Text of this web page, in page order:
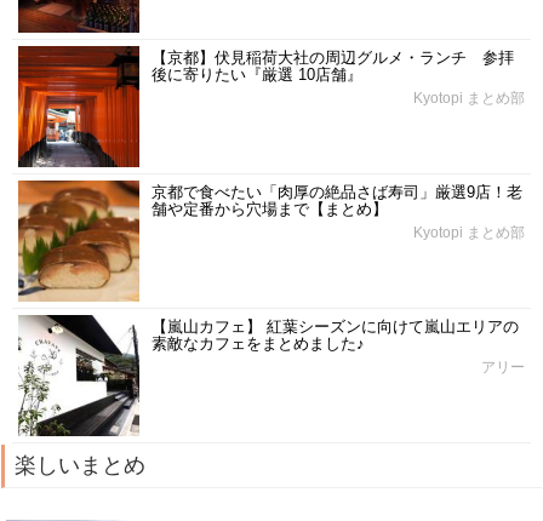
【京都】伏見稲荷大社の周辺グルメ・ランチ 参拝
後に寄りたい『厳選 10店舗』
Kyotopi まとめ部
京都で食べたい「肉厚の絶品さば寿司」厳選9店！老
舗や定番から穴場まで【まとめ】
Kyotopi まとめ部
【嵐山カフェ】 紅葉シーズンに向けて嵐山エリアの
素敵なカフェをまとめました♪
アリー
楽しいまとめ